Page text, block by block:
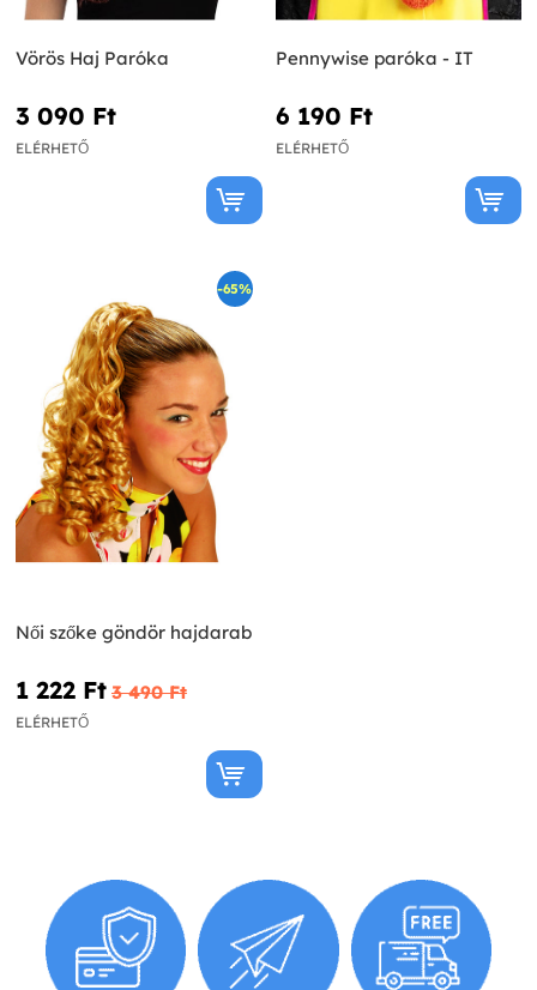
Vörös Haj Paróka
3 090 Ft‎
ELÉRHETŐ
Pennywise paróka - IT
6 190 Ft‎
ELÉRHETŐ
-65%
Női szőke göndör hajdarab
1 222 Ft‎ 3 490 Ft‎
ELÉRHETŐ